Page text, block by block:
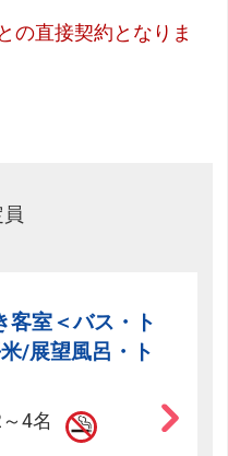
の直接契約となりま
室＜バス・ト
/展望風呂・ト
4名